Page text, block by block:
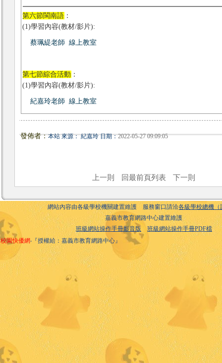
第六節閩南語 ：
(1)學習內容(教材/影片):
蔡珮緹老師 線上教室
第七節綜合活動 ：
(1)學習內容(教材/影片):
紀嘉玲老師 線上教室
發佈者：本站 來源： 紀嘉玲 日期：2022-05-27 09:09:05
上一則 回最前頁列表 下一則
網站內容由各級學校機關建置維護 服務窗口請洽各級學校總機（
嘉義市教育網路中心建置維護
班級網站操作手冊影音版
班級網站操作手冊PDF檔
校園快優網‧『授權給：嘉義市教育網路中心』